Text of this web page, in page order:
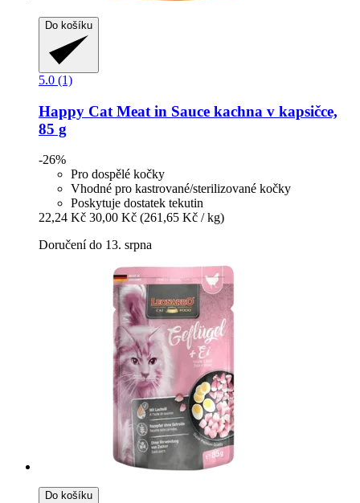
Do košíku
5.0 (1)
Happy Cat Meat in Sauce kachna v kapsičce,
85 g
-26%
Pro dospělé kočky
Vhodné pro kastrované/sterilizované kočky
Poskytuje dostatek tekutin
22,24 Kč 30,00 Kč (261,65 Kč / kg)
Doručení do 13. srpna
Do košíku